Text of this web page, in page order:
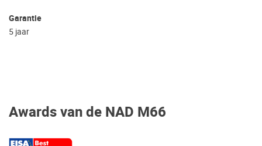
Garantie
5 jaar
Awards van de NAD M66